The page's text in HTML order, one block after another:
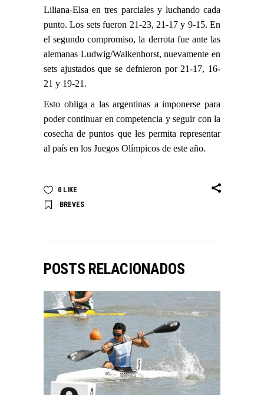
Liliana-Elsa en tres parciales y luchando cada
punto. Los sets fueron 21-23, 21-17 y 9-15. En
el segundo compromiso, la derrota fue ante las
alemanas Ludwig/Walkenhorst, nuevamente en
sets ajustados que se defnieron por 21-17, 16-
21 y 19-21.
Esto obliga a las argentinas a imponerse para
poder continuar en competencia y seguir con la
cosecha de puntos que les permita representar
al país en los Juegos Olímpicos de este año.
0 LIKE
BREVES
POSTS RELACIONADOS